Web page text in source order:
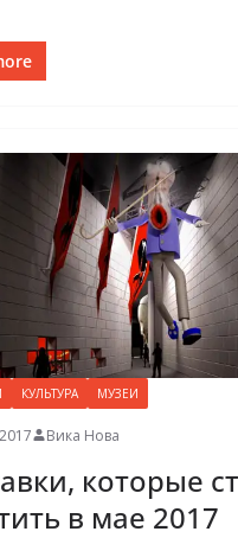
КУЛЬТУРА МУЗЕИ
Вика Нова
которые
в мае 2017